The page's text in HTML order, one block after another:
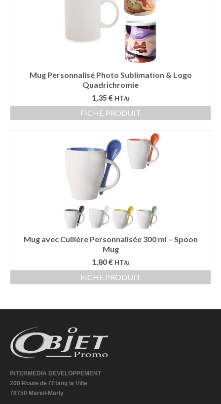
Mug Personnalisé Photo Sublimation & Logo
Quadrichromie
1,35 € HT/u
FICHE PRODUIT
Mug avec Cuillère Personnalisée 300 ml – Spoon
Mug
1,80 € HT/u
FICHE PRODUIT
INTERMEDIA DEVELOPPEMENT
200 Route de l'Étang la Ville
78750 Mareil-Marly